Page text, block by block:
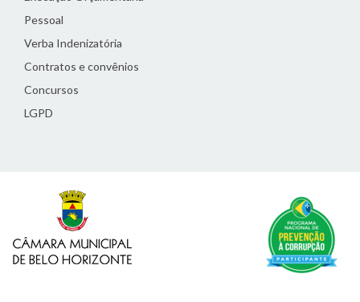
Pessoal
Verba Indenizatória
Contratos e convênios
Concursos
LGPD